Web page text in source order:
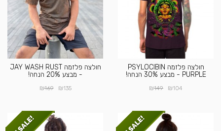
חולצה פלזמה PSYLOCIBIN
PURPLE - מבצע 30% הנחה!
₪104
₪149
חולצה פלזמה JAY WASH RUST
- מבצע 20% הנחה!
₪135
₪169